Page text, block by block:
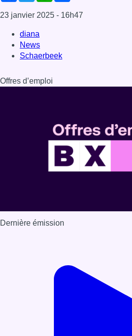
23 janvier 2025 - 16h47
diana
News
Schaerbeek
Offres d’emploi
Dernière émission